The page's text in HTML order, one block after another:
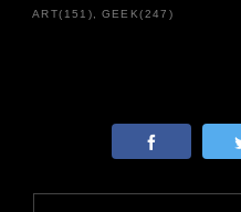
ART( 151 ) GEEK(247 )